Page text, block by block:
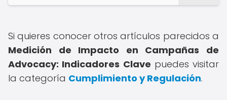
Si quieres conocer otros artículos parecidos a
Medición de Impacto en Campañas de
Advocacy: Indicadores Clave puedes visitar
la categoría Cumplimiento y Regulación.